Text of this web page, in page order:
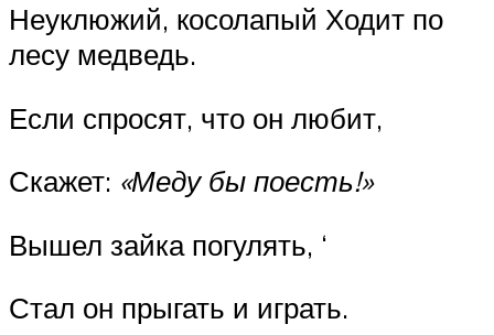
Неуклюжий, косолапый Ходит по
лесу медведь.
Если спросят, что он любит,
Скажет: «Меду бы поесть!»
Вышел зайка погулять, ‘
Стал он прыгать и играть.